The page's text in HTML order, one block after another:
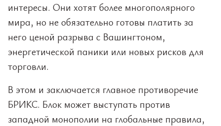
интересы. Они хотят более многополярного
мира, но не обязательно готовы платить за
него ценой разрыва с Вашингтоном,
энергетической паники или новых рисков для
торговли.
В этом и заключается главное противоречие
БРИКС. Блок может выступать против
западной монополии на глобальные правила,